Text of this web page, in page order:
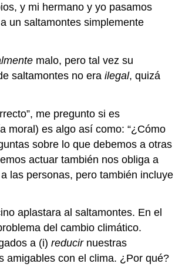
y mi hermano y yo pasamos
un saltamontes simplemente
malo, pero tal vez su
saltamontes no era ilegal, quizá
me pregunto si es
moral) es algo así como: “¿Cómo
sobre lo que debemos a otras
actuar también nos obliga a
las personas, pero también incluye
aplastara al saltamontes. En el
del cambio climático.
a (i) reducirnuestras
amigables con el clima. ¿Por qué?